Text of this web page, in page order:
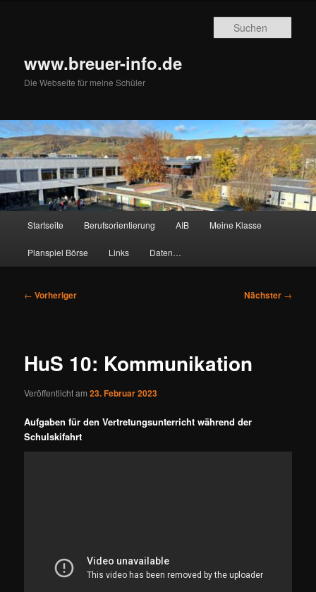
www.breuer-info.de
Die Webseite für meine Schüler
Startseite Berufsorientierung AIB Meine Klasse
Planspiel Börse Links Daten…
Beitragsnavigation
← Vorheriger Nächster →
HuS 10: Kommunikation
Veröffentlicht am23. Februar 2023
Aufgaben für den Vertretungsunterricht während der
Schulskifahrt